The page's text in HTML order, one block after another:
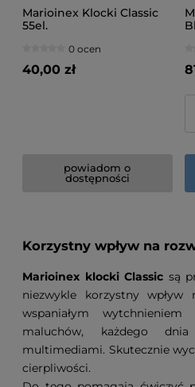
Marioinex Klocki Classic
55el.
0 ocen
40,00 zł
powiadom o
dostępności
Korzystny wpływ na
Marioinex klocki Classic są
niezwykle korzystny wpływ
wspaniałym wytchnieniem
maluchów, każdego
multimediami. Skutecznie
cierpliwości.